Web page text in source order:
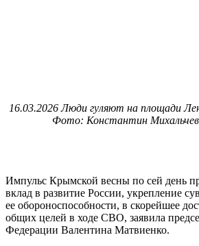
16.03.2026 Люди гуляют на площади
Фото: Константин
Импульс Крымской весны по сей день
вклад в развитие России, укрепление
ее обороноспособности, в скорейшее
общих целей в ходе СВО, заявила
Федерации Валентина Матвиенко.